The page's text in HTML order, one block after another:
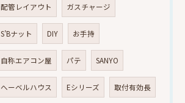
配管レイアウト ガスチャージ
S’Bナット DIY お手持
自称エアコン屋 パテ SANYO
へーベルハウス Eシリーズ 取付有効長